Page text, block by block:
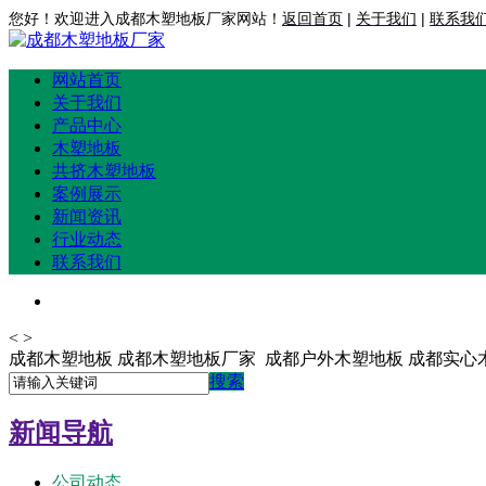
您好！欢迎进入成都木塑地板厂家网站！ 返回首页 | 关于我们 | 联系我
网站首页
关于我们
产品中心
木塑地板
共挤木塑地板
案例展示
新闻资讯
行业动态
联系我们
< >
成都木塑地板 成都木塑地板厂家 成都户外木塑地板 成都实心
搜索
新闻导航